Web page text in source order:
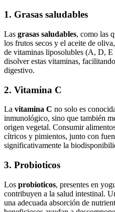
1. Grasas saludables
Las grasas saludables, como las
los frutos secos y el aceite de
de vitaminas liposolubles (A, D, E
disolver estas vitaminas,
digestivo.
2. Vitamina C
La vitamina C no solo es
inmunológico, sino que también
origen vegetal. Consumir
cítricos y pimientos, junto con
significativamente la
3. Probioticos
Los probioticos, presentes en
contribuyen a la salud intestinal.
una adecuada absorción de